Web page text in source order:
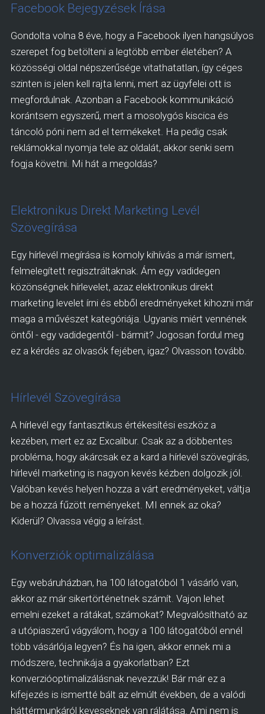
Facebook Bejegyzések Írása
Gondolta volna 8 éve, hogy a Facebook ilyen hangsúlyos
szerepet fog betölteni a legtöbb ember életében? A
közösségi oldal népszerűsége vitathatatlan, így céges
szinten is jelen kell rajta lenni, mert az ügyfelei ott is
megfordulnak. Azonban a Facebook kommunikáció
korántsem egyszerű, mert a mosolygós kiscica és
táncoló póni nem ad el termékeket. Ha pedig csak
reklámokkal nyomja tele az oldalát, akkor senki sem
fogja követni. Mi hát a megoldás?
Elektronikus Direkt Marketing Levél
Szövegírása
Egy hírlevél megírása is komoly kihívás a már ismert,
felmelegített regisztráltaknak. Ám egy vadidegen
közönségnek hírlevelet, azaz elektronikus direkt
marketing levelet írni és ebből eredményeket kihozni már
maga a művészet kategóriája. Ugyanis miért vennének
öntől - egy vadidegentől - bármit? Jogosan fordul meg
ez a kérdés az olvasók fejében, igaz? Olvasson tovább.
Hírlevél Szövegírása
A hírlevél egy fantasztikus értékesítési eszköz a
kezében, mert ez az Excalibur. Csak az a döbbentes
probléma, hogy akárcsak ez a kard a hírlevél szövegírás,
hírlevél marketing is nagyon kevés kézben dolgozik jól.
Valóban kevés helyen hozza a várt eredményeket, váltja
be a hozzá fűzött reményeket. MI ennek az oka?
Kiderül? Olvassa végig a leírást.
Konverziók optimalizálása
Egy webáruházban, ha 100 látogatóból 1 vásárló van,
akkor az már sikertörténetnek számít. Vajon lehet
emelni ezeket a rátákat, számokat? Megvalósítható az
a utópiaszerű vágyálom, hogy a 100 látogatóból ennél
több vásárlója legyen? És ha igen, akkor ennek mi a
módszere, technikája a gyakorlatban? Ezt
konverzióoptimalizálásnak nevezzük! Bár már ez a
kifejezés is ismertté bált az elmúlt években, de a valódi
háttérmunkáról keveseknek van rálátása. Ami nem is